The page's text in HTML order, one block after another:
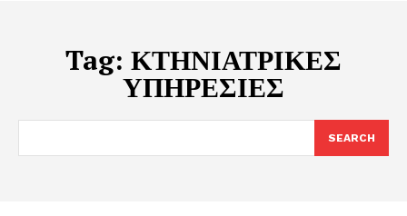
Tag: ΚΤΗΝΙΑΤΡΙΚΕΣ
ΥΠΗΡΕΣΙΕΣ
SEARCH